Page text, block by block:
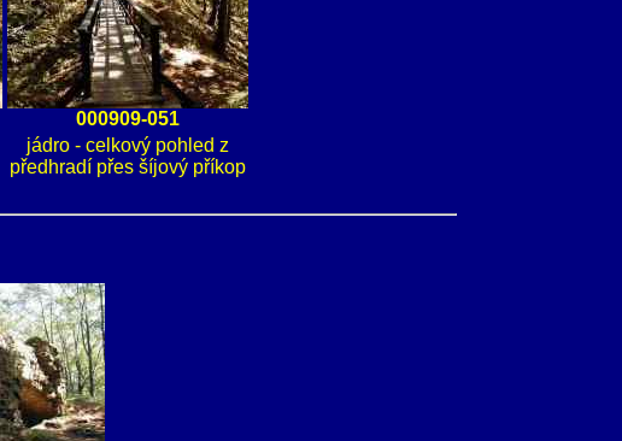
000909-051
jádro - celkový pohled z
předhradí přes šíjový příkop